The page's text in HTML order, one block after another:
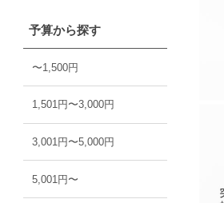
予算から探す
〜1,500円
1,501円〜3,000円
3,001円〜5,000円
5,001円〜